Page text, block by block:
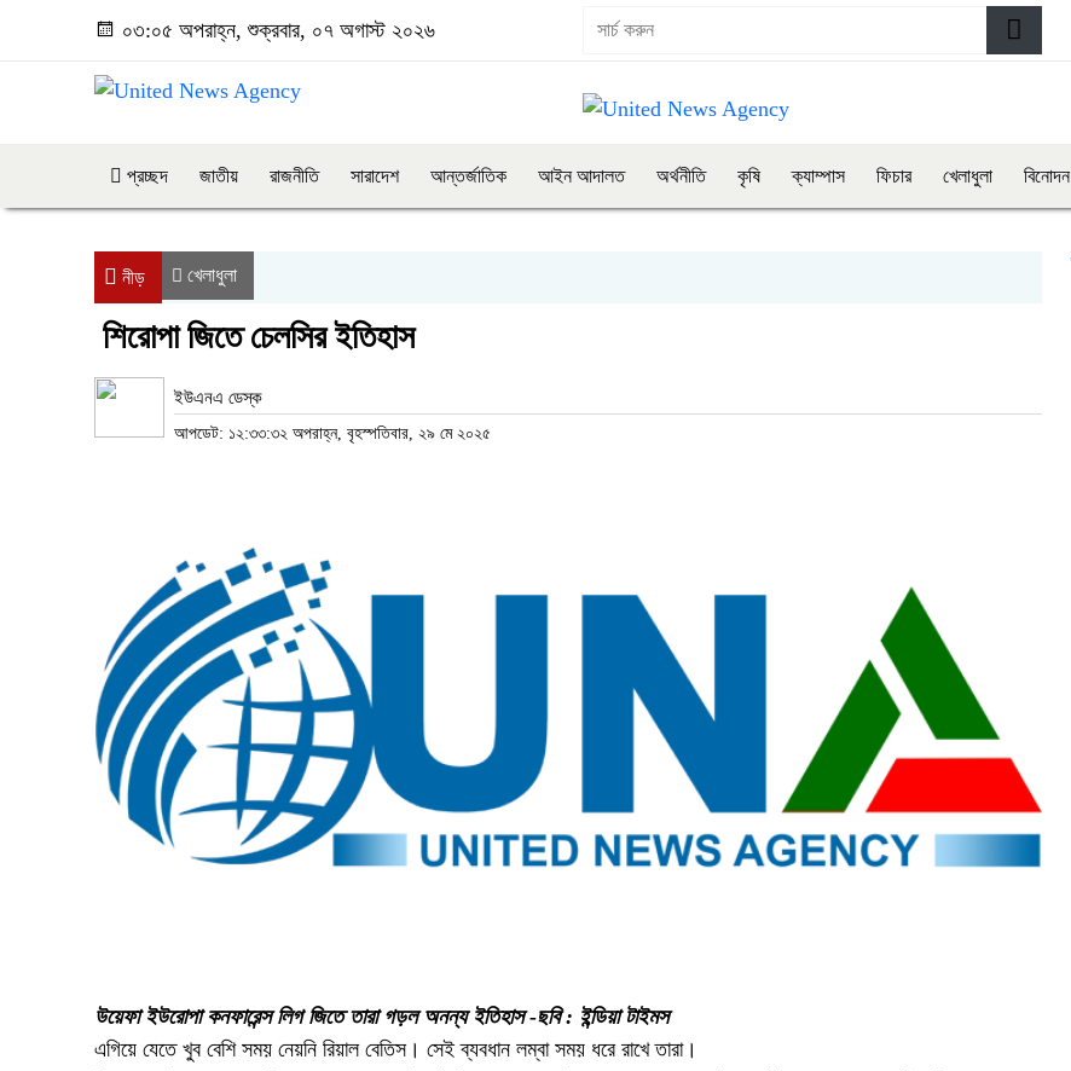
০৩:০৫ অপরাহ্ন, শুক্রবার, ০৭ অগাস্ট ২০২৬
প্রচ্ছদ জাতীয় রাজনীতি সারাদেশ আন্তর্জাতিক আইন আদালত অর্থনীতি কৃষি ক্যাম্পাস ফিচার খেলাধুলা বিনোদন
নীড় খেলাধুলা
শিরোপা জিতে চেলসির ইতিহাস
ইউএনএ ডেস্ক
আপডেট: ১২:৩৩:৩২ অপরাহ্ন, বৃহস্পতিবার, ২৯ মে ২০২৫
উয়েফা ইউরোপা কনফারেন্স লিগ জিতে তারা গড়ল অনন্য ইতিহাস -ছবি : ইন্ডিয়া টাইমস
এগিয়ে যেতে খুব বেশি সময় নেয়নি রিয়াল বেতিস। সেই ব্যবধান লম্বা সময় ধরে রাখে তারা।